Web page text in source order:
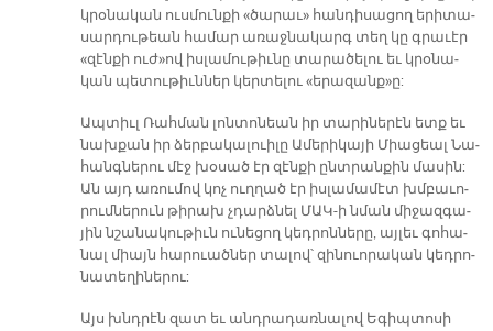
կրօ­նա­կան ուս­մուն­քի «ծա­րաւ» հան­դի­սա­ցող ե­րի­տա­
սար­դու­թեան հա­մար ա­ռաջ­նա­կարգ տեղ կը գրա­ւէր
«զէն­քի ուժ»ով իս­լա­մու­թիւ­նը տա­րա­ծե­լու եւ կրօ­նա­
կան պե­տու­թիւն­ներ կեր­տե­լու «ե­րա­զանք»ը:
Ապ­տիւլ Ռահ­ման լոն­տո­նեան իր տա­­րի­նե­րէն ետք եւ
նախ­քան իր ձեր­բա­կա­լուի­լը Ամերիկայի Միա­ցեալ Նա­
հանգ­նե­րու մէջ խօ­սած էր զէն­քի ընտ­րան­քին մա­սին:
Ան այդ ա­ռու­մով կոչ ուղ­ղած էր իս­լա­մա­մէտ խմբա­ւո­
րում­նե­րուն թի­րախ չդարձնել ՄԱԿ-ի նման մի­ջազ­գա­
յին նշա­նա­կու­թիւն ու­նե­ցող կեդ­րոն­նե­րը, այ­լեւ գո­հա­
նալ միայն հա­րուած­ներ տա­լով՝ զի­նուո­րա­կան կեդ­րո­
նա­տե­ղի­նե­րու:
Այս խնդրէն զատ եւ անդ­րա­դառ­նա­լով Ե­գիպ­տո­սի